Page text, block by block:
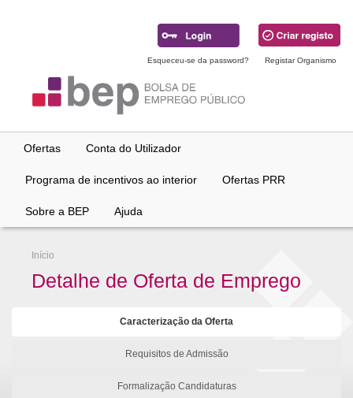
Esqueceu-se da password? Registar Organismo
Ofertas Conta do Utilizador
Programa de incentivos ao interior Ofertas PRR
Sobre a BEP Ajuda
Início
Detalhe de Oferta de Emprego
Caracterização da Oferta
Requisitos de Admissão
Formalização Candidaturas